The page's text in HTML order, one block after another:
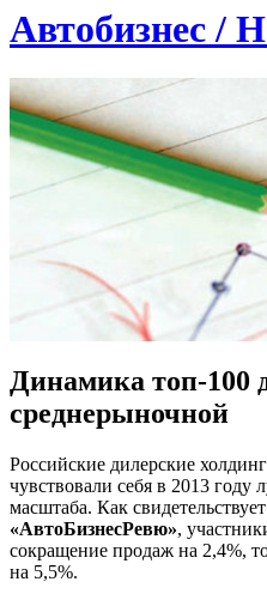
Автобизнес /
Динамика топ-100
среднерыночной
Российские дилерские
чувствовали себя в 2013
масштаба. Как
«АвтоБизнесРевю»,
сокращение продаж на 2,4%,
на 5,5%.